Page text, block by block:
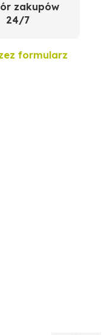
zakupów
24/7
formularz